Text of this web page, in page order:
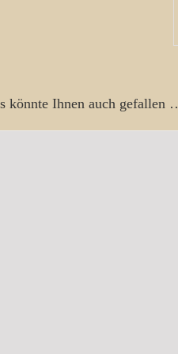
könnte Ihnen auch gefallen